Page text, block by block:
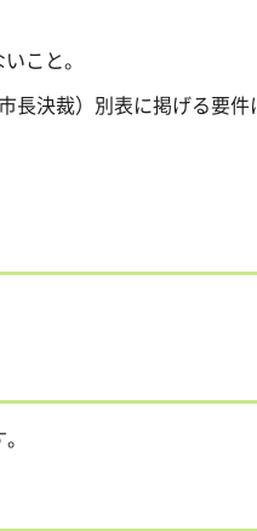
こと。
長決裁）別表に掲げる要